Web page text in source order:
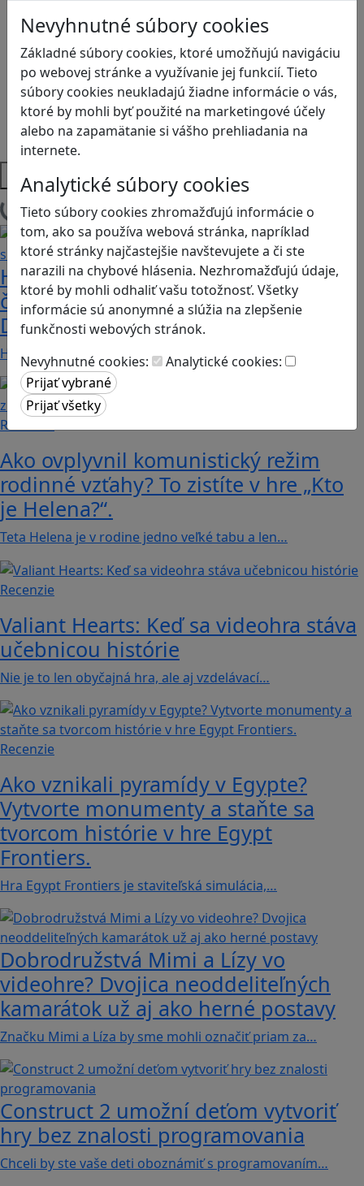
Nevyhnutné súbory cookies
Základné súbory cookies, ktoré umožňujú navigáciu
po webovej stránke a využívanie jej funkcií. Tieto
súbory cookies neukladajú žiadne informácie o vás,
ktoré by mohli byť použité na marketingové účely
alebo na zapamätanie si vášho prehliadania na
internete.
Analytické súbory cookies
Tieto súbory cookies zhromažďujú informácie o
tom, ako sa používa webová stránka, napríklad
ktoré stránky najčastejšie navštevujete a či ste
narazili na chybové hlásenia. Nezhromažďujú údaje,
ktoré by mohli odhaliť vašu totožnosť. Všetky
informácie sú anonymné a slúžia na zlepšenie
funkčnosti webových stránok.
Nevyhnutné cookies:
Analytické cookies:
Logické myslenie
Ľudské práva a tolerancia
Motorika a koncentrácia
Programovanie/Technika
Sociálne zručnosti a kooperácia
Strategické myslenie
Zdravie a pohyb
Platformy
Načítam blogy
Heritage Quest AR: Vráťte sa do
časov, keď Rímska ríša siahala až po
Dunaj
Heritage Quest AR je mobilná hra, ktorá ponúka…
Recenzie
Ako ovplyvnil komunistický režim
rodinné vzťahy? To zistíte v hre „Kto
je Helena?“.
Teta Helena je v rodine jedno veľké tabu a len…
Recenzie
Valiant Hearts: Keď sa videohra stáva
učebnicou histórie
Nie je to len obyčajná hra, ale aj vzdelávací…
Recenzie
Ako vznikali pyramídy v Egypte?
Vytvorte monumenty a staňte sa
tvorcom histórie v hre Egypt
Frontiers.
Hra Egypt Frontiers je staviteľská simulácia,…
Dobrodružstvá Mimi a Lízy vo
videohre? Dvojica neoddeliteľných
kamarátok už aj ako herné postavy
Značku Mimi a Líza by sme mohli označiť priam za…
Construct 2 umožní deťom vytvoriť
hry bez znalosti programovania
Chceli by ste vaše deti oboznámiť s programovaním…